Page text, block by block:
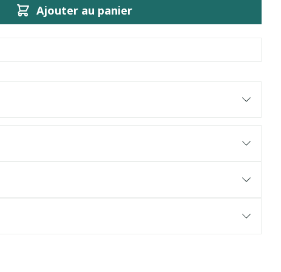
Ajouter au panier